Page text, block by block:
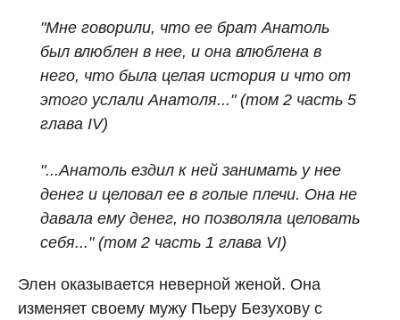
"Мне говорили, что ее брат Анатоль
был влюблен в нее, и она влюблена в
него, что была целая история и что от
этого услали Анатоля..." (том 2 часть 5
глава IV)
"...Анатоль ездил к ней занимать у нее
денег и целовал ее в голые плечи. Она не
давала ему денег, но позволяла целовать
себя..." (том 2 часть 1 глава VI)
Элен оказывается неверной женой. Она
изменяет своему мужу Пьеру Безухову с